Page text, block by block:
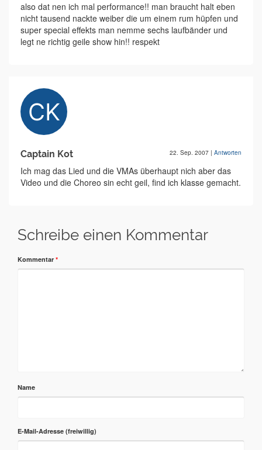
also dat nen ich mal performance!! man braucht halt eben
nicht tausend nackte weiber die um einem rum hüpfen und
super special effekts man nemme sechs laufbänder und
legt ne richtig geile show hin!! respekt
Captain Kot 22. Sep. 2007 | Antworten
Ich mag das Lied und die VMAs überhaupt nich aber das
Video und die Choreo sin echt geil, find ich klasse gemacht.
Schreibe einen Kommentar
Kommentar *
Name
E-Mail-Adresse